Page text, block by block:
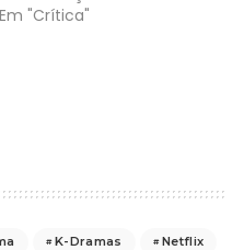
Em "Crítica"
K-Dramas Netflix